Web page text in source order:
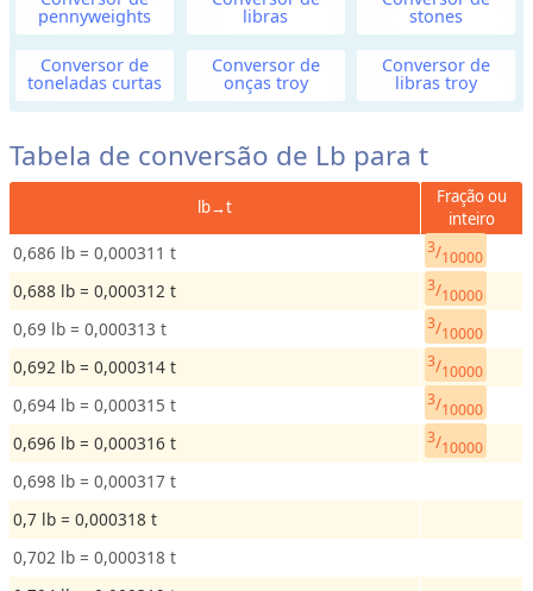
)
D
i
t
c
i
o
u
C
m
p
r
m
pennyweights libras stones
Conversor de
toneladas curtas
Conversor de
onças troy
Conversor de
libras troy
Tabela de conversão de Lb para t
lb→t
Fração ou
inteiro
0,686 lb = 0,000311 t 3/10000
0,688 lb = 0,000312 t 3/10000
0,69 lb = 0,000313 t 3/10000
0,692 lb = 0,000314 t 3/10000
0,694 lb = 0,000315 t 3/10000
0,696 lb = 0,000316 t 3/10000
0,698 lb = 0,000317 t
0,7 lb = 0,000318 t
0,702 lb = 0,000318 t